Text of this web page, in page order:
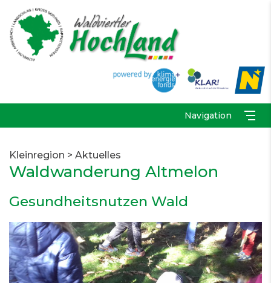
Navigation
Kleinregion > Aktuelles
Waldwanderung Altmelon
Gesundheitsnutzen Wald